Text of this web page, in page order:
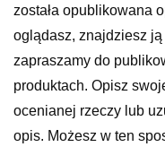
została opublikowana
oglądasz, znajdziesz
zapraszamy do
produktach. Opisz
ocenianej rzeczy lub
opis. Możesz w ten